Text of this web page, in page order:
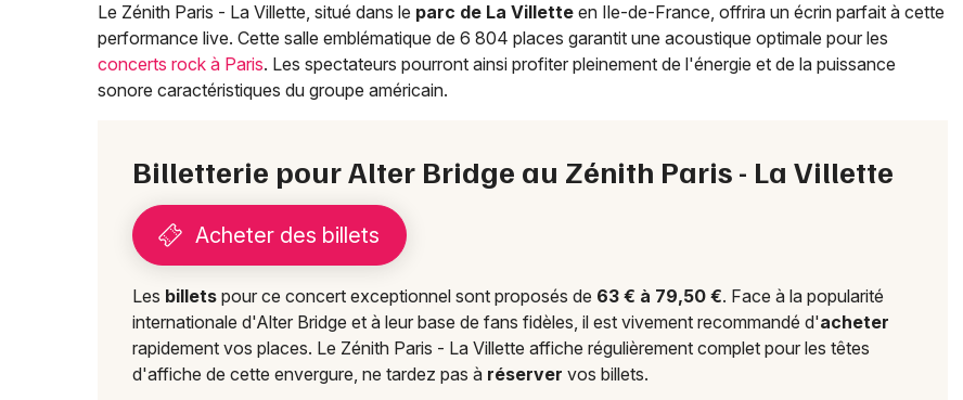
Je m'abonne
Le Zénith Paris - La Villette, situé dans le parc de La Villette en Ile-de-France, offrira un écrin parfait à cette
performance live. Cette salle emblématique de 6 804 places garantit une acoustique optimale pour les
concerts rock à Paris. Les spectateurs pourront ainsi profiter pleinement de l'énergie et de la puissance
sonore caractéristiques du groupe américain.
Billetterie pour Alter Bridge au Zénith Paris - La Villette
Acheter des billets
Les billets pour ce concert exceptionnel sont proposés de 63 € à 79,50 €. Face à la popularité
internationale d'Alter Bridge et à leur base de fans fidèles, il est vivement recommandé d'acheter
rapidement vos places. Le Zénith Paris - La Villette affiche régulièrement complet pour les têtes
d'affiche de cette envergure, ne tardez pas à réserver vos billets.